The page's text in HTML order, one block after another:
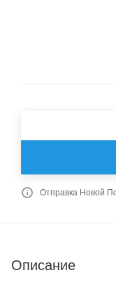
Отправка Новой
Описание